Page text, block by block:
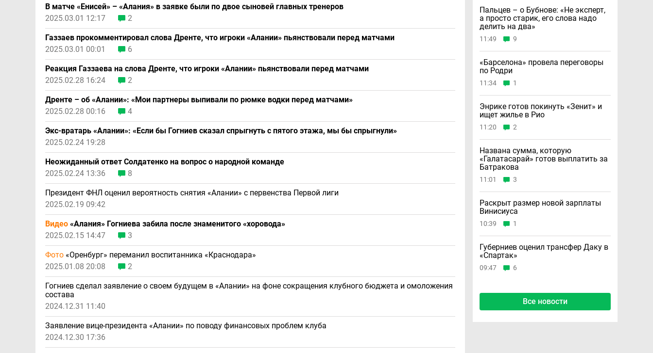
В матче «Енисей» – «Алания» в заявке были по двое сыновей главных тренеров
2025.03.01 12:17
2
Газзаев прокомментировал слова Дренте, что игроки «Алании» пьянствовали перед матчами
2025.03.01 00:01
6
Реакция Газзаева на слова Дренте, что игроки «Алании» пьянствовали перед матчами
2025.02.28 16:24
2
Дренте – об «Алании»: «Мои партнеры выпивали по рюмке водки перед матчами»
2025.02.28 00:16
4
Экс-вратарь «Алании»: «Если бы Гогниев сказал спрыгнуть с пятого этажа, мы бы спрыгнули»
2025.02.24 19:28
Неожиданный ответ Солдатенко на вопрос о народной команде
2025.02.24 13:36
8
Президент ФНЛ оценил вероятность снятия «Алании» с первенства Первой лиги
2025.02.19 09:42
Видео «Алания» Гогниева забила после знаменитого «хоровода»
2025.02.15 14:47
3
Фото «Оренбург» переманил воспитанника «Краснодара»
2025.01.08 20:08
2
Гогниев сделал заявление о своем будущем в «Алании» на фоне сокращения клубного бюджета и омоложения
состава
2024.12.31 11:40
Заявление вице-президента «Алании» по поводу финансовых проблем клуба
2024.12.30 17:36
Пальцев – о Бубнове: «Не эксперт,
а просто старик, его слова надо
делить на два»
11:49 9
«Барселона» провела переговоры
по Родри
11:34 1
Энрике готов покинуть «Зенит» и
ищет жилье в Рио
11:20 2
Названа сумма, которую
«Галатасарай» готов выплатить за
Батракова
11:01 3
Раскрыт размер новой зарплаты
Винисиуса
10:39 1
Губерниев оценил трансфер Даку в
«Спартак»
09:47 6
Все новости